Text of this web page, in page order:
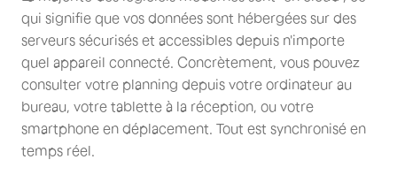
qui signifie que vos données sont hébergées sur des
serveurs sécurisés et accessibles depuis n'importe
quel appareil connecté. Concrètement, vous pouvez
consulter votre planning depuis votre ordinateur au
bureau, votre tablette à la réception, ou votre
smartphone en déplacement. Tout est synchronisé en
temps réel.